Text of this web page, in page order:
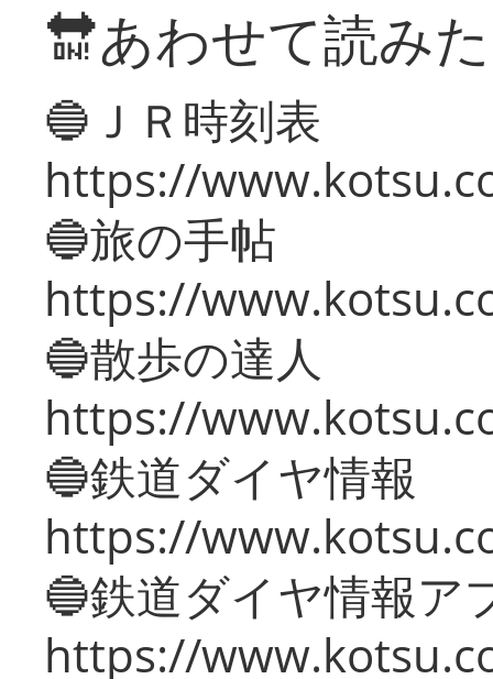
🔛あわせて読み
🔵ＪＲ時刻表
https://
🔵旅の手帖
https://
🔵散歩の達人
https://
🔵鉄道ダイヤ情報
https://
🔵鉄道ダイヤ情報ア
https://